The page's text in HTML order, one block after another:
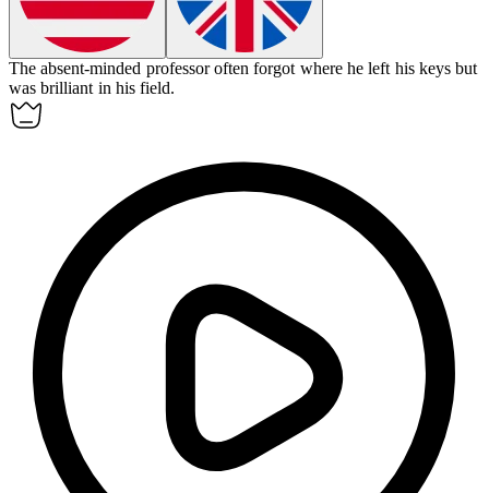
Theabsent-minded professor often forgot where he left his keys but
was brilliant in his field.